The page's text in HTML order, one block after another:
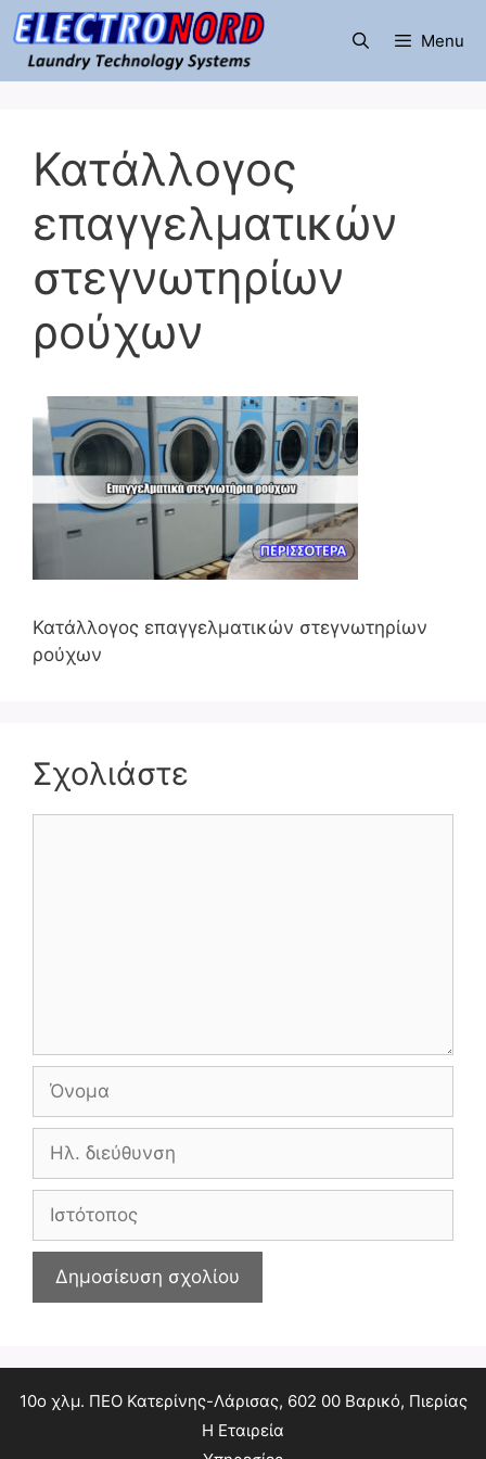
Μετάβαση
σε
περιεχόμενο
Menu
Κατάλλογος
επαγγελματικών
στεγνωτηρίων
ρούχων
Κατάλλογος επαγγελματικών στεγνωτηρίων
ρούχων
Σχολιάστε
Όνομα
Ηλ.
Ιστότοπος
10ο χλμ. ΠΕΟ Κατερίνης-Λάρισας, 602 00 Βαρικό, Πιερίας
Η Εταιρεία